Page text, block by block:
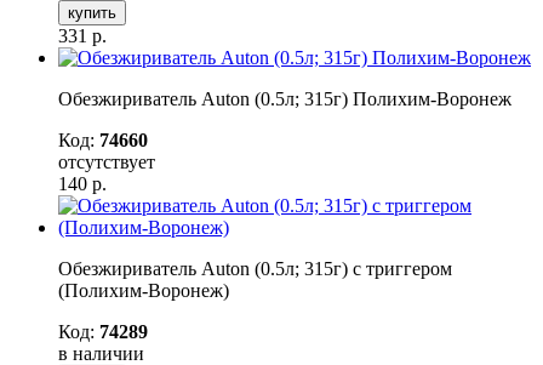
купить
331 р.
Обезжириватель Auton (0.5л; 315г) Полихим-Воронеж
Код: 74660
отсутствует
140 р.
Обезжириватель Auton (0.5л; 315г) с триггером
(Полихим-Воронеж)
Код: 74289
в наличии